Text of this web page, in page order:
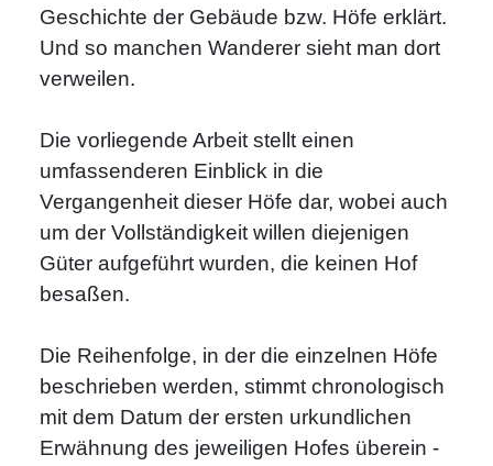
Geschichte der Gebäude bzw. Höfe erklärt.
Und so manchen Wanderer sieht man dort
verweilen.
Die vorliegende Arbeit stellt einen
umfassenderen Einblick in die
Vergangenheit dieser Höfe dar, wobei auch
um der Vollständigkeit willen diejenigen
Güter aufgeführt wurden, die keinen Hof
besaßen.
Die Reihenfolge, in der die einzelnen Höfe
beschrieben werden, stimmt chronologisch
mit dem Datum der ersten urkundlichen
Erwähnung des jeweiligen Hofes überein -